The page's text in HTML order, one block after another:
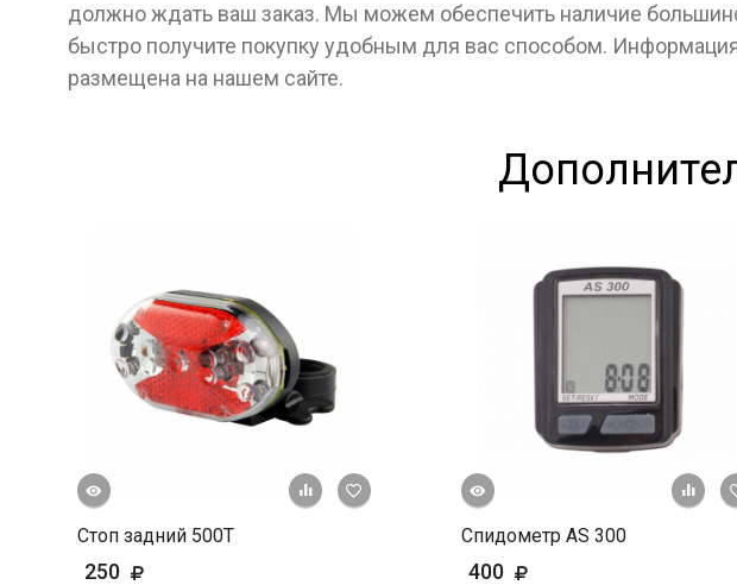
должно ждать ваш заказ. Мы можем обеспечить наличие
быстро получите покупку удобным для вас способом.
размещена на нашем сайте.
+ К сравнению
В избранное
Стоп задний 500Т
250
Быстрый просмотр
Спидометр AS 300
400